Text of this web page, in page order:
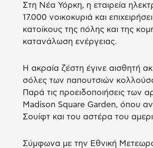
Στη Νέα Υόρκη, η εταιρεία
17.000 νοικοκυριά και
κατοίκους της πόλης και της
κατανάλωση ενέργειας.
Η ακραία ζέστη έγινε αισθητή
σόλες των παπουτσιών
Παρά τις προειδοποιήσεις
Madison Square Garden, όπου
Σουίφτ και του αστέρα του
Σύμφωνα με την Εθνική